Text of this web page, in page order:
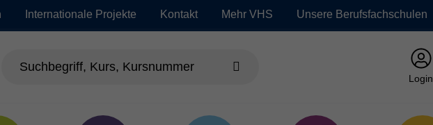
Internationale Projekte Kontakt Mehr VHS Unsere Berufsfachschulen
Login